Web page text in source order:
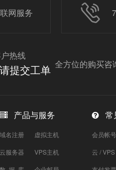
网服务
热线
提交工单 全方位的购买咨
产品与服务
域名注册
虚拟主机
云服务器
VPS主机
常
会员帐号
云 / VPS